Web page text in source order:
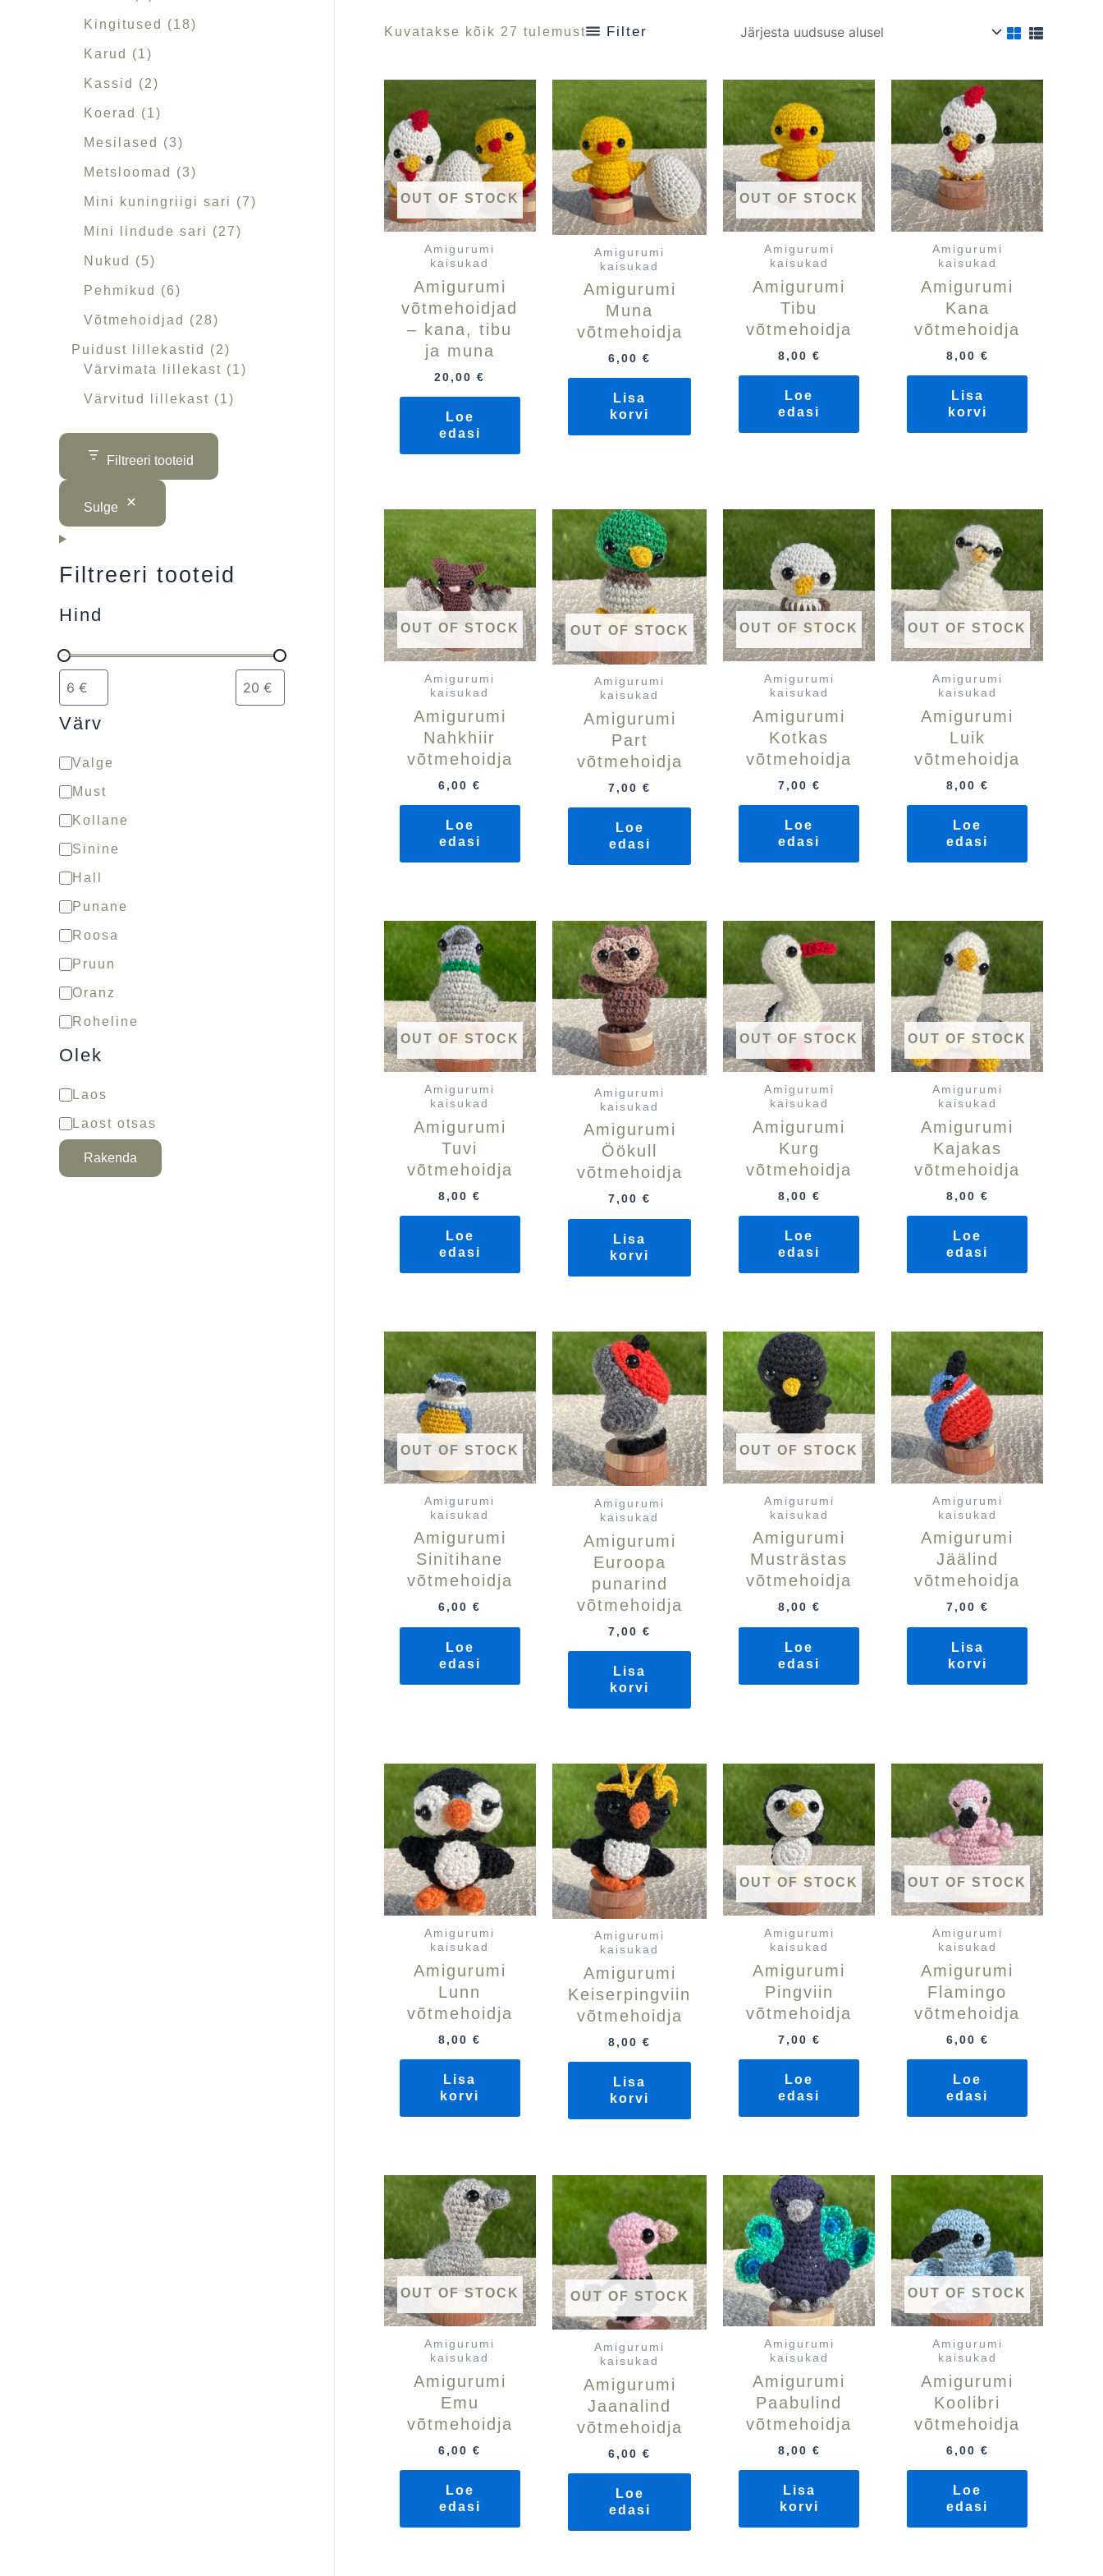
e
e
Kingitused 18d
Karud 1
e
Kassid 2
e
Koerad 1
e
Mesilased 3
e
Metsloomad 3
e
Mini kuningriigi sari 7
Mini lindude sari 27
Nukud 5
e
Pehmikud 6
e
Võtmehoidjad 28
Puidust lillekastid 2
Värvimata lillekast 1
Värvitud lillekast 1
Filtreeri tooteid
Sulge
Filtreeri tooteid
Hind
Värv
Valge
Must
Kollane
Sinine
Hall
Punane
Roosa
Pruun
Oranz
Roheline
Olek
Laos
Laost otsas
Rakenda
Kuvatakse kõik 27 tulemust Filter
OUT OF STOCK
Amigurumi
kaisukad
Amigurumi
võtmehoidjad
– kana, tibu
ja muna
20,00€
Loe
edasi
Amigurumi
kaisukad
Amigurumi
Muna
võtmehoidja
6,00€
Lisa
korvi
OUT OF STOCK
Amigurumi
kaisukad
Amigurumi
Tibu
võtmehoidja
8,00 €
Loe
edasi
Amigurumi
kaisukad
Amigurumi
Kana
võtmehoidja
8,00 €
Lisa
korvi
OUT OF STOCK
Amigurumi
kaisukad
Amigurumi
Nahkhiir
võtmehoidja
6,00€
Loe
edasi
OUT OF STOCK
Amigurumi
kaisukad
Amigurumi
Part
võtmehoidja
7,00€
Loe
edasi
OUT OF STOCK
Amigurumi
kaisukad
Amigurumi
Kotkas
võtmehoidja
7,00 €
Loe
edasi
OUT OF STOCK
Amigurumi
kaisukad
Amigurumi
Luik
võtmehoidja
8,00 €
Loe
edasi
OUT OF STOCK
Amigurumi
kaisukad
Amigurumi
Tuvi
võtmehoidja
8,00€
Loe
edasi
Amigurumi
kaisukad
Amigurumi
Öökull
võtmehoidja
7,00€
Lisa
korvi
OUT OF STOCK
Amigurumi
kaisukad
Amigurumi
Kurg
võtmehoidja
8,00 €
Loe
edasi
OUT OF STOCK
Amigurumi
kaisukad
Amigurumi
Kajakas
võtmehoidja
8,00 €
Loe
edasi
OUT OF STOCK
Amigurumi
kaisukad
Amigurumi
Sinitihane
võtmehoidja
6,00€
Loe
edasi
Amigurumi
kaisukad
Amigurumi
Euroopa
punarind
võtmehoidja
7,00€
Lisa
korvi
OUT OF STOCK
Amigurumi
kaisukad
Amigurumi
Musträstas
võtmehoidja
8,00 €
Loe
edasi
Amigurumi
kaisukad
Amigurumi
Jäälind
võtmehoidja
7,00 €
Lisa
korvi
Amigurumi
kaisukad
Amigurumi
Lunn
võtmehoidja
8,00€
Lisa
korvi
Amigurumi
kaisukad
Amigurumi
Keiserpingviin
võtmehoidja
8,00€
Lisa
korvi
OUT OF STOCK
Amigurumi
kaisukad
Amigurumi
Pingviin
võtmehoidja
7,00 €
Loe
edasi
OUT OF STOCK
Amigurumi
kaisukad
Amigurumi
Flamingo
võtmehoidja
6,00 €
Loe
edasi
OUT OF STOCK
Amigurumi
kaisukad
Amigurumi
Emu
võtmehoidja
6,00€
Loe
edasi
OUT OF STOCK
Amigurumi
kaisukad
Amigurumi
Jaanalind
võtmehoidja
6,00€
Loe
edasi
Amigurumi
kaisukad
Amigurumi
Paabulind
võtmehoidja
8,00 €
Lisa
korvi
OUT OF STOCK
Amigurumi
kaisukad
Amigurumi
Koolibri
võtmehoidja
6,00 €
Loe
edasi